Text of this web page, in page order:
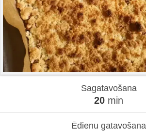
Sagatavošana
20 min
Ēdienu gatavošana